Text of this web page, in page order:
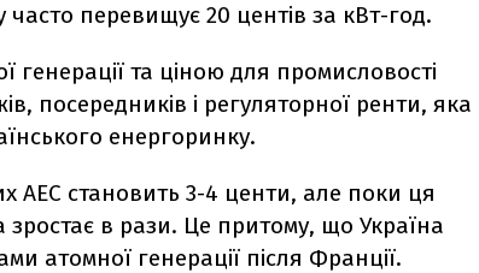
часто перевищує 20 центів за кВт-год.
генерації та ціною для промисловості
посередників і регуляторної ренти, яка
енергоринку.
АЕС становить 3-4 центи, але поки ця
зростає в рази. Це притому, що Україна
атомної генерації після Франції.